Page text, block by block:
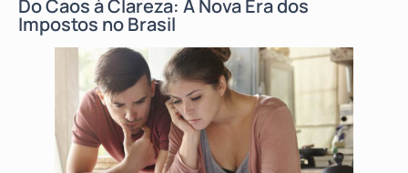
Do Caos à Clareza: A Nova Era dos
Impostos no Brasil